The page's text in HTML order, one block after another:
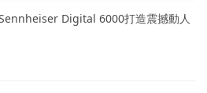
Digital 6000打造震撼動人